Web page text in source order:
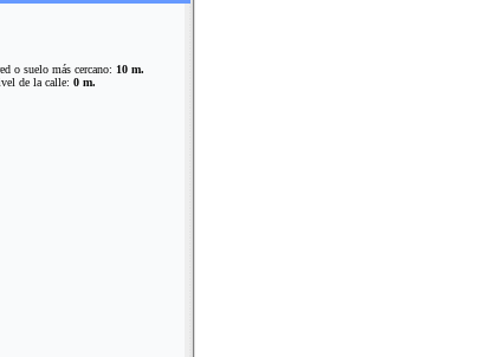
o suelo más cercano: 10 m.
de la calle: 0 m.